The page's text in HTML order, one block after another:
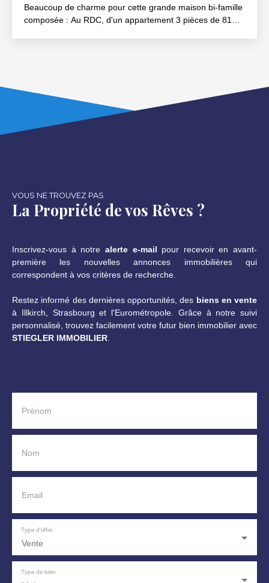
Beaucoup de charme pour cette grande maison bi-famille
composée : Au RDC, d'un appartement 3 pièces de 81
pièces, à rafraîchir, avec salon/salle à manger de 36 m²,
cuisine indépendante et coin repas, séjour avec cheminée
donnant sur une terrasse orientée Sud (vue sur jardin),
deux chambres et une salle de bain avec douche et
en sous-sol viennent compléter cette offre.
VOUS NE TROUVEZ PAS
La Propriété de vos Rêves ?
Inscrivez-vous à notre alerte e-mail pour recevoir en avant-
première les nouvelles annonces immobilières qui
correspondent à vos critères de recherche.
Restez informé des dernières opportunités, des biens en vente
à Illkirch, Strasbourg et l'Eurométropole. Grâce à notre suivi
personnalisé, trouvez facilement votre futur bien immobilier avec
STIEGLER IMMOBILIER
Prénom
Nom
Email
Vente
Type d'offre
Type de bien